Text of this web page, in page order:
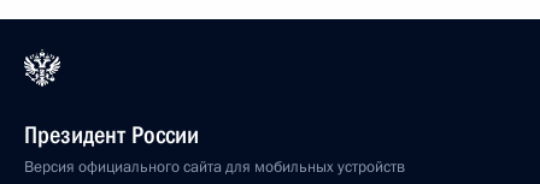
Президент России
Версия официального сайта для мобильных устройств